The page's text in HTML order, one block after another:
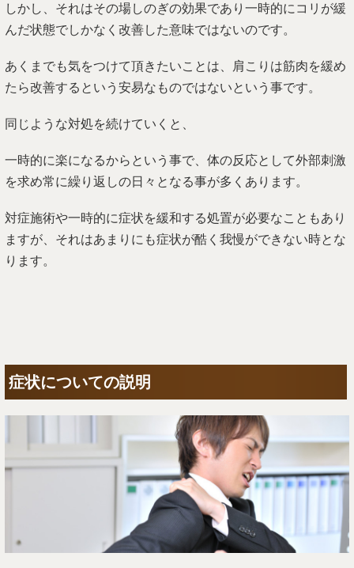
しかし、それはその場しのぎの効果であり一時的にコリが緩
んだ状態でしかなく改善した意味ではないのです。
あくまでも気をつけて頂きたいことは、肩こりは筋肉を緩め
たら改善するという安易なものではないという事です。
同じような対処を続けていくと、
一時的に楽になるからという事で、体の反応として外部刺激
を求め常に繰り返しの日々となる事が多くあります。
対症施術や一時的に症状を緩和する処置が必要なこともあり
ますが、それはあまりにも症状が酷く我慢ができない時とな
ります。
症状についての説明